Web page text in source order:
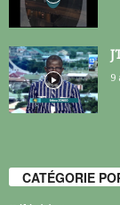
9
CATÉGORIE